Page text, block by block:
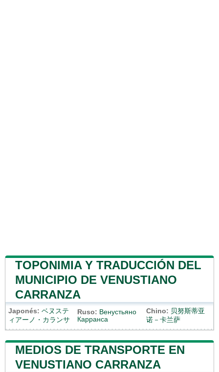
TOPONIMIA Y TRADUCCIÓN DEL
MUNICIPIO DE VENUSTIANO
CARRANZA
Japonés: ベヌステ
ィアーノ・カランサ
Ruso: Венустьяно
Карранса
Chino: 贝努斯蒂亚
诺－卡兰萨
MEDIOS DE TRANSPORTE EN
VENUSTIANO CARRANZA